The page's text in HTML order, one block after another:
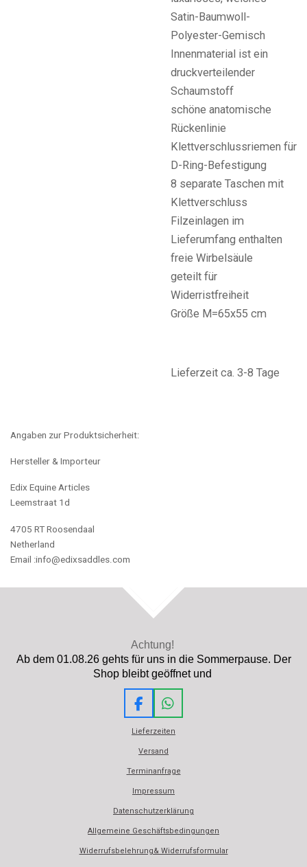
Satin-Baumwoll-
Polyester-Gemisch
Innenmaterial ist ein
druckverteilender
Schaumstoff
schöne anatomische
Rückenlinie
Klettverschlussriemen für
D-Ring-Befestigung
8 separate Taschen mit
Klettverschluss
Filzeinlagen im
Lieferumfang enthalten
freie Wirbelsäule
geteilt für
Widerristfreiheit
Größe M=65x55 cm
Lieferzeit ca. 3-8 Tage
Angaben zur Produktsicherheit:
Hersteller & Importeur
Edix Equine Articles
Leemstraat 1d
4705 RT Roosendaal
Netherland
Email :info@edixsaddles.com
Achtung!
Ab dem 01.08.26 gehts für uns in die Sommerpause. Der
Shop bleibt geöffnet und
F
a
c
e
o
o
W
h
a
t
A
p
Lieferzeiten
Versand
Terminanfrage
Impressum
Datenschutzerklärung
Allgemeine Geschäftsbedingungen
Widerrufsbelehrung& Widerrufsformular